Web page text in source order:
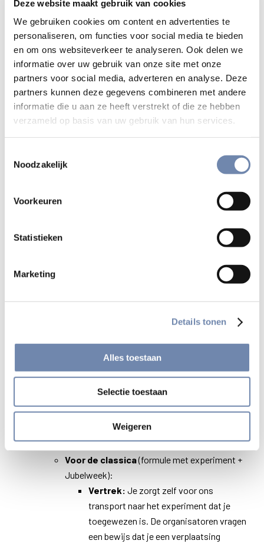
Deze website maakt gebruik van cookies
We gebruiken cookies om content en advertenties te
personaliseren, om functies voor social media te bieden
en om ons websiteverkeer te analyseren. Ook delen we
informatie over uw gebruik van onze site met onze
partners voor social media, adverteren en analyse. Deze
partners kunnen deze gegevens combineren met andere
informatie die u aan ze heeft verstrekt of die ze hebben
verzameld op basis van uw gebruik van hun services.
Noodzakelijk
Voorkeuren
Statistieken
Marketing
Details tonen
Alles toestaan
Selectie toestaan
Weigeren
samen
Margot Buysschaert zal in Rome
de groep
uit Nederland en Vlaanderen een beetje
coördinerenen aanspreekpunt zijn, indien
nodig.
Deze zomeractiviteit is voor de snelle beslissers–
de deadline voor de inschrijving is blijkbaar 31
maarta.s. Bij inschrijving geef je een top 5 voor je
experimenten.
naargelang de Magisformule die je kiest.
Vertrek: 27 juli – afspraak tussen 15 en 16
terug van de Jubelweek. Deze bus is echter
Terugkeer: 3 augustus, ’s avonds vanuit
NB Er is een TGV – rechtstreeks of één
keer overstappen – vanuit Brussel naar
Lyon. Ziehttps://www.b-
europe.com/NL
Voor de classica(formule met experiment +
Jubelweek):
Vertrek: Je zorgt zelf voor ons
transport naar het experiment dat je
toegewezen is. De organisatoren vragen
een bewijs dat je een verplaatsing